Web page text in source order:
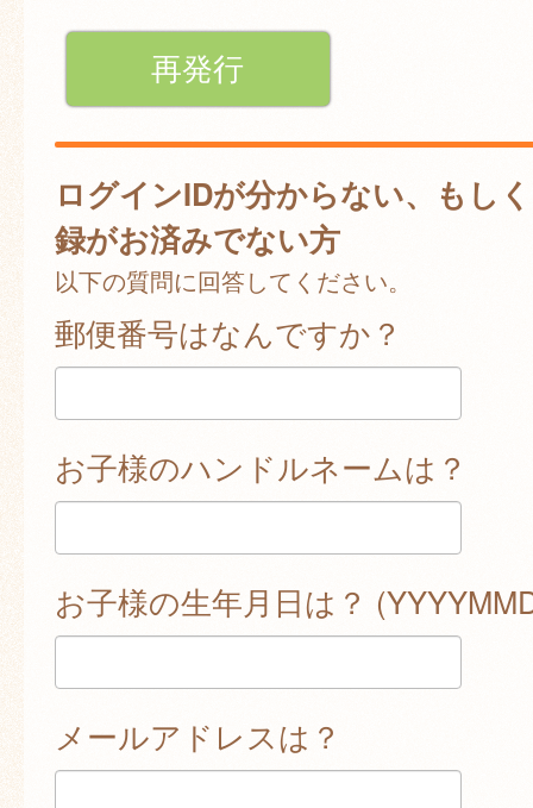
ログインIDが分からない、もし
録がお済みでない方
以下の質問に回答してください。
郵便番号はなんですか？
お子様のハンドルネームは？
お子様の生年月日は？
メールアドレスは？